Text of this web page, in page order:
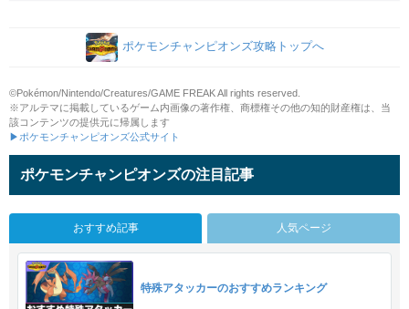
ポケモンチャンピオンズ攻略トップへ
©Pokémon/Nintendo/Creatures/GAME FREAK All rights reserved.
※アルテマに掲載しているゲーム内画像の著作権、商標権その他の知的財産権は、当
該コンテンツの提供元に帰属します
▶ポケモンチャンピオンズ公式サイト
ポケモンチャンピオンズの注目記事
おすすめ記事 人気ページ
特殊アタッカーのおすすめランキング